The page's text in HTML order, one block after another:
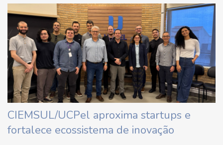
CIEMSUL/UCPel aproxima startups e
fortalece ecossistema de inovação